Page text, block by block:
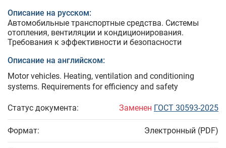
Описание на русском:
Автомобильные транспортные средства. Системы
отопления, вентиляции и кондиционирования.
Требования к эффективности и безопасности
Описание на английском:
Motor vehicles. Heating, ventilation and conditioning
systems. Requirements for efficiency and safety
Статус документа: Заменен ГОСТ 30593-2025
Формат: Электронный (PDF)